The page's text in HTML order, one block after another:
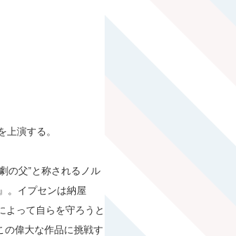
演する。
の父”と称されるノル
。イプセンは納屋
よって自らを守ろうと
の偉大な作品に挑戦す